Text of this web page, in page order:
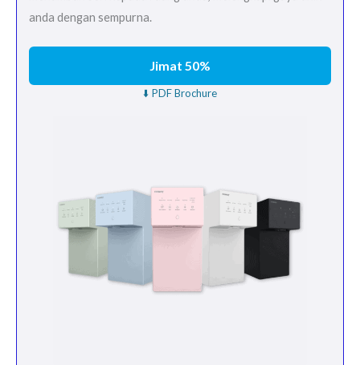
anda dengan sempurna.
Jimat 50%
⬇️ PDF Brochure